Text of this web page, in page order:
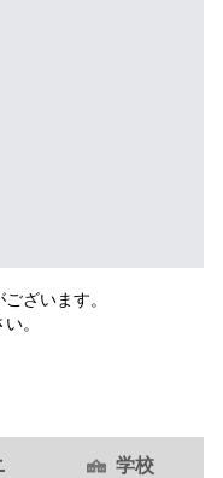
ざいます。
。
学校